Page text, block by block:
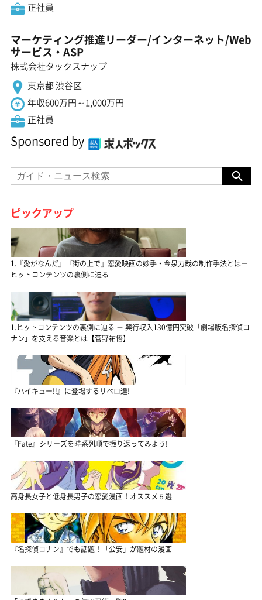
正社員
マーケティング推進リーダー/インターネット/Web
サービス・ASP
株式会社タックスナップ
東京都 渋谷区
年収600万円～1,000万円
正社員
Sponsored by
ピックアップ
1.『愛がなんだ』『街の上で』恋愛映画の妙手・今泉力哉の制作手法とは－
ヒットコンテンツの裏側に迫る
1.ヒットコンテンツの裏側に迫る － 興行収入130億円突破「劇場版名探偵コ
ナン」を支える音楽とは【菅野祐悟】
『ハイキュー!!』に登場するリベロ達!
『Fate』シリーズを時系列順で振り返ってみよう!
高身長女子と低身長男子の恋愛漫画！オススメ５選
『名探偵コナン』でも話題！「公安」が題材の漫画